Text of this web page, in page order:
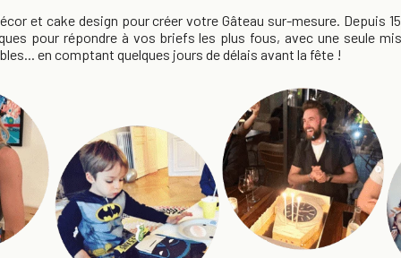
et cake design pour créer votre Gâteau sur-mesure. Depuis
pour répondre à vos briefs les plus fous, avec une seule
en comptant quelques jours de délais avant la fête !